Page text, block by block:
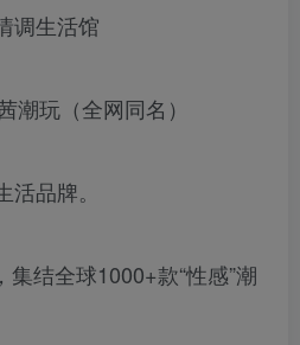
调生活馆
潮玩（全网同名）
品牌。
结全球1000+款“性感”潮